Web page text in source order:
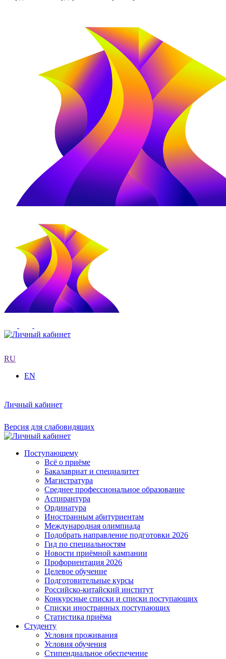
RU
EN
Личный кабинет
Версия для слабовидящих
Поступающему
Всё о приёме
Бакалавриат и специалитет
Магистратура
Среднее профессиональное образование
Аспирантура
Ординатура
Иностранным абитуриентам
Международная олимпиада
Подобрать направление подготовки 2026
Гид по специальностям
Новости приёмной кампании
Профориентация 2026
Целевое обучение
Подготовительные курсы
Российско-китайский институт
Конкурсные списки и списки поступающих
Списки иностранных поступающих
Статистика приёма
Студенту
Условия проживания
Условия обучения
Стипендиальное обеспечение